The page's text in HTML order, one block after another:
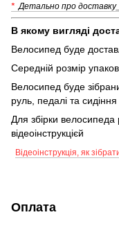
* Детально про доставку_
В якому вигляді
Велосипед буде
Середній розмір
Велосипед буде
руль, педалі та сидіння
Для збірки
відеоінструкцієй
Відеоінструкція, як
Оплата